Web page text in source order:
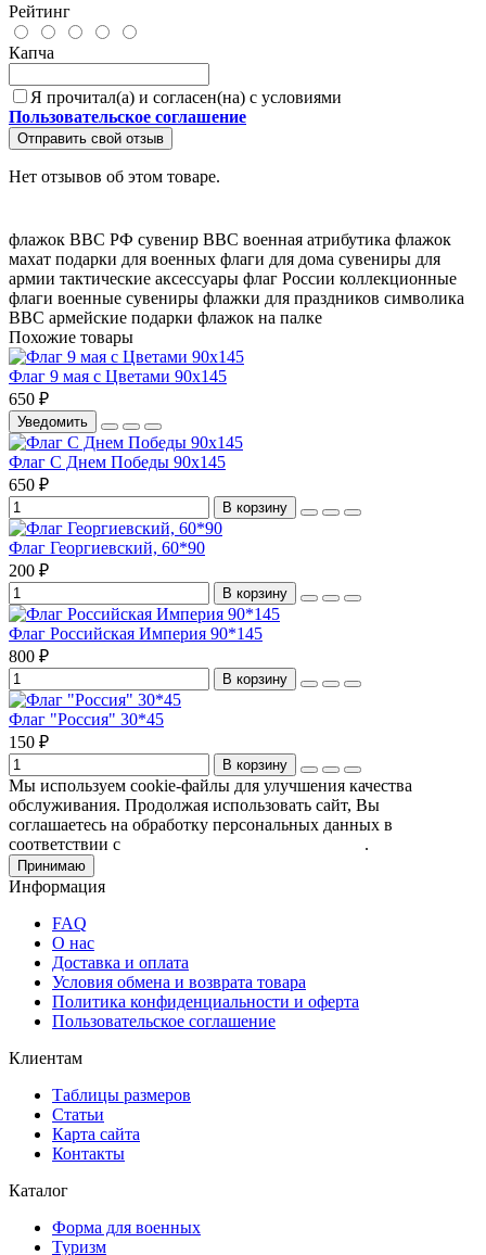
Рейтинг
Капча
Я прочитал(а) и согласен(на) с условиями
Пользовательское соглашение
Отправить свой отзыв
Нет отзывов об этом товаре.
флажок ВВС РФ сувенир ВВС военная атрибутика флажок
махат подарки для военных флаги для дома сувениры для
армии тактические аксессуары флаг России коллекционные
флаги военные сувениры флажки для праздников символика
ВВС армейские подарки флажок на палке
Похожие товары
Флаг 9 мая с Цветами 90х145
650 ₽
Уведомить
Флаг С Днем Победы 90х145
650 ₽
В корзину
Флаг Георгиевский, 60*90
200 ₽
В корзину
Флаг Российская Империя 90*145
800 ₽
В корзину
Флаг "Россия" 30*45
150 ₽
В корзину
Мы используем cookie-файлы для улучшения качества
обслуживания. Продолжая использовать сайт, Вы
соглашаетесь на обработку персональных данных в
соответствии с
.
Принимаю
Информация
FAQ
О нас
Доставка и оплата
Условия обмена и возврата товара
Политика конфиденциальности и оферта
Пользовательское соглашение
Клиентам
Таблицы размеров
Статьи
Карта сайта
Контакты
Каталог
Форма для военных
Туризм